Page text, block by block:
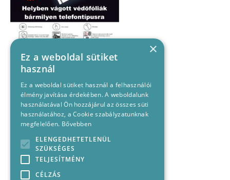
×
Ez a weboldal sütiket
használ
Ez a weboldal sütiket használ a felhasználói
élmény javítása érdekében. A weboldalunk
használatával Ön hozzájárul az összes süti
használatához, a Cookie szabályzatunknak
megfelelően. Bővebben
ELENGEDHETETLENÜL
SZÜKSÉGES
TELJESÍTMÉNY
CÉLZÁS